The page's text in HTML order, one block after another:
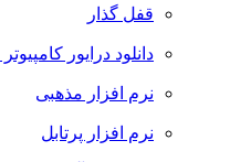
قفل گذار
دانلود درایور
نرم افزار مذهبی
نرم افزار پرتابل